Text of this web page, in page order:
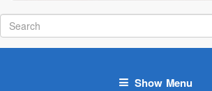
Show Menu